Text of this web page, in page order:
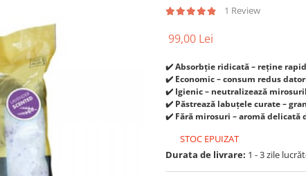
1 Review
99,00 Lei
✔️ Absorbție ridicată – reține
✔️ Economic – consum redus
✔️ Igienic – neutralizează
✔️ Păstrează labuțele curate –
✔️ Fără mirosuri – aromă
STOC EPUIZAT
Durata de livrare: 1 - 3 zile